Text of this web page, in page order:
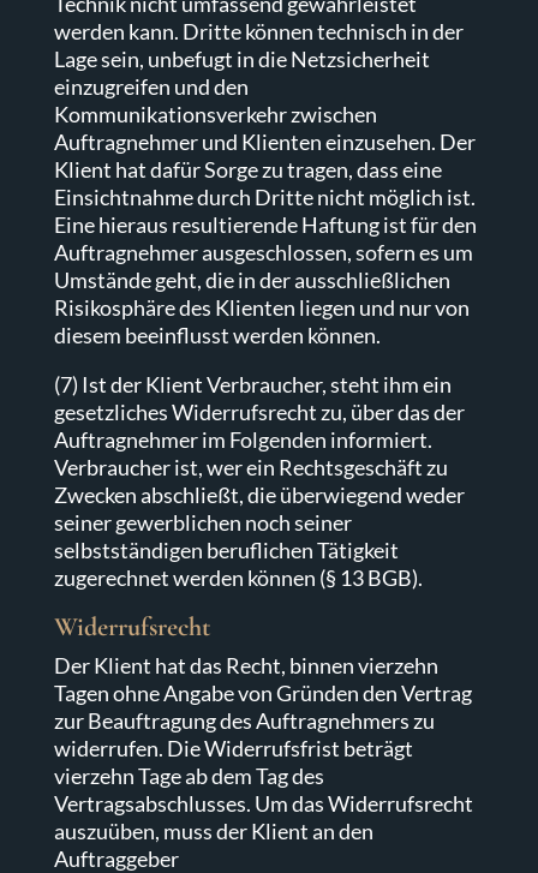
werden kann. Dritte können technisch in der
Lage sein, unbefugt in die Netzsicherheit
einzugreifen und den
Kommunikationsverkehr zwischen
Auftragnehmer und Klienten einzusehen. Der
Klient hat dafür Sorge zu tragen, dass eine
Einsichtnahme durch Dritte nicht möglich ist.
Eine hieraus resultierende Haftung ist für den
Auftragnehmer ausgeschlossen, sofern es um
Umstände geht, die in der ausschließlichen
Risikosphäre des Klienten liegen und nur von
diesem beeinflusst werden können.
(7) Ist der Klient Verbraucher, steht ihm ein
gesetzliches Widerrufsrecht zu, über das der
Auftragnehmer im Folgenden informiert.
Verbraucher ist, wer ein Rechtsgeschäft zu
Zwecken abschließt, die überwiegend weder
seiner gewerblichen noch seiner
selbstständigen beruflichen Tätigkeit
zugerechnet werden können (§ 13 BGB).
Widerrufsrecht
Der Klient hat das Recht, binnen vierzehn
Tagen ohne Angabe von Gründen den Vertrag
zur Beauftragung des Auftragnehmers zu
widerrufen. Die Widerrufsfrist beträgt
vierzehn Tage ab dem Tag des
Vertragsabschlusses. Um das Widerrufsrecht
auszuüben, muss der Klient an den
Auftraggeber